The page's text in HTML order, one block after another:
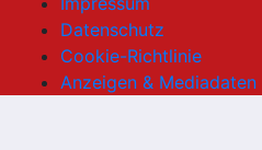
Datenschutz
Cookie-Richtlinie
Anzeigen & Mediadaten